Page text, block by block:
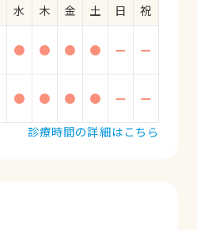
水 木 金 土 日
祝
● ● ● ● ー ー
● ● ● ● ー
ー
診療時間の詳細はこちら